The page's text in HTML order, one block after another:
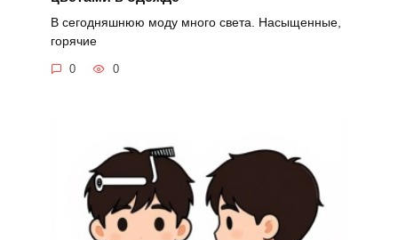
В сегодняшнюю моду много света. Насыщенные,
горячие
0 0